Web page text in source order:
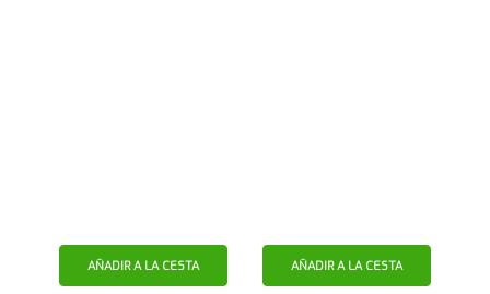
AÑADIR A LA CESTA AÑADIR A LA CESTA